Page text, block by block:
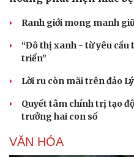
Ranh giới mong manh
“Đô thị xanh - từ yêu cầu
triển”
Lời ru còn mãi trên đảo
Quyết tâm chính trị tạo
trưởng hai con số
VĂN HÓA